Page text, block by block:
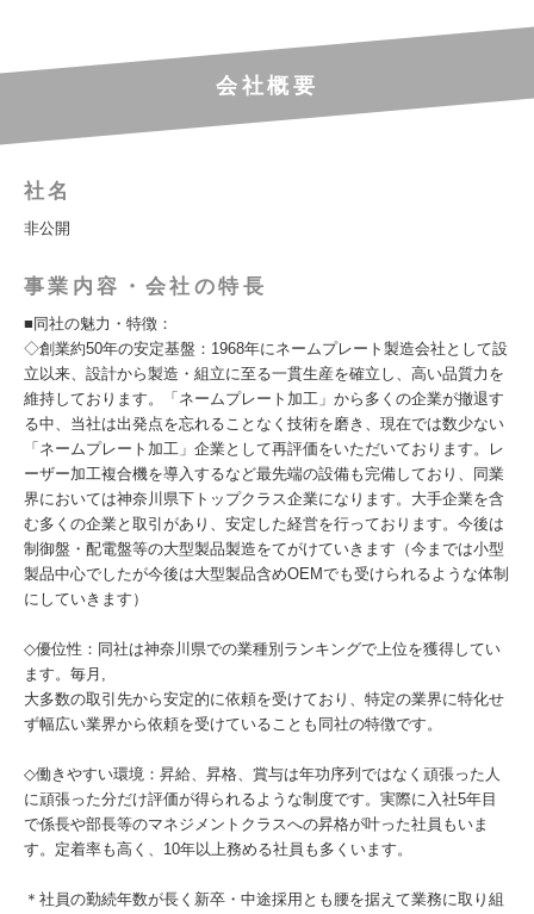
会社概要
社名
非公開
事業内容・会社の特長
■同社の魅力・特徴：
◇創業約50年の安定基盤：1968年にネームプレート製造会社として設
立以来、設計から製造・組立に至る一貫生産を確立し、高い品質力を
維持しております。「ネームプレート加工」から多くの企業が撤退す
る中、当社は出発点を忘れることなく技術を磨き、現在では数少ない
「ネームプレート加工」企業として再評価をいただいております。レ
ーザー加工複合機を導入するなど最先端の設備も完備しており、同業
界においては神奈川県下トップクラス企業になります。大手企業を含
む多くの企業と取引があり、安定した経営を行っております。今後は
制御盤・配電盤等の大型製品製造をてがけていきます（今までは小型
製品中心でしたが今後は大型製品含めOEMでも受けられるような体制
にしていきます）
◇優位性：同社は神奈川県での業種別ランキングで上位を獲得してい
ます。毎月,
大多数の取引先から安定的に依頼を受けており、特定の業界に特化せ
ず幅広い業界から依頼を受けていることも同社の特徴です。
◇働きやすい環境：昇給、昇格、賞与は年功序列ではなく頑張った人
に頑張った分だけ評価が得られるような制度です。実際に入社5年目
で係長や部長等のマネジメントクラスへの昇格が叶った社員もいま
す。定着率も高く、10年以上務める社員も多くいます。
＊社員の勤続年数が長く新卒・中途採用とも腰を据えて業務に取り組